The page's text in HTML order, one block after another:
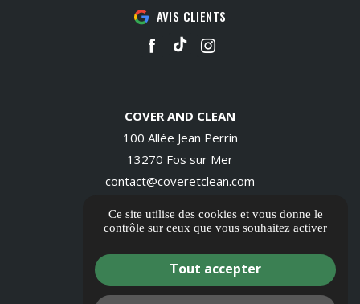
AVIS CLIENTS
COVER AND CLEAN
100 Allée Jean Perrin
13270 Fos sur Mer
contact@coveretclean.com
Informations complémentaires
Ce site utilise des cookies et vous donne le
contrôle sur ceux que vous souhaitez activer
Tout accepter